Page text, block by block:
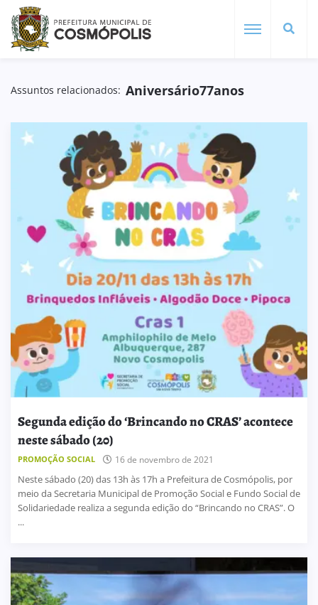
Assuntos relacionados: Aniversário77anos
Segunda edição do ‘Brincando no CRAS’ acontece
neste sábado (20)
PROMOÇÃO SOCIAL 16 de novembro de 2021
Neste sábado (20) das 13h às 17h a Prefeitura de Cosmópolis, por
meio da Secretaria Municipal de Promoção Social e Fundo Social de
Solidariedade realiza a segunda edição do “Brincando no CRAS”. O
...